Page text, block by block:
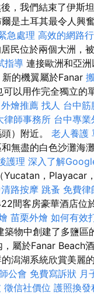
，我們結束了伊斯
是土耳其最令人興
急處理 高效的網路
民位於兩個大洲，
指導 連接歐洲和亞
的機翼屬於Fanar
以用作完全獨立的
外燴推薦 找人 台中筋
律師事務所 台中專
）附近。 老人養護
無盡的白色沙灘海
護理 深入了解
Yucatan，Playacar
路按摩 跳蚤 免費律
間客房豪華酒店位
苗栗外燴 如何有效
物中創建了多鹽
屬於Fanar Beach
潟湖系統欣賞美麗
公會 免費寫訴狀 月
徵信社價位 護照換發